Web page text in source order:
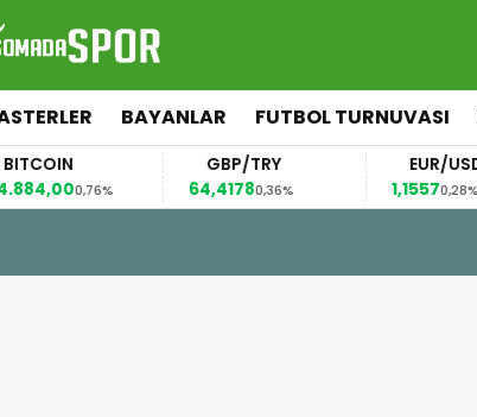
BAYANLAR FUTBOL TURNUVASI
0,76%
GBP/TRY
64,41780,36%
EUR/USD
1,15570,28%
Tanıyalım